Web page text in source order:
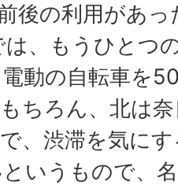
後の利用があ
は、もうひとつ
動の自転車を
ちろん、北は
、渋滞を気に
いうもので、